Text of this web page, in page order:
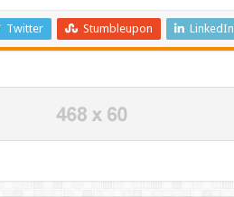
Twitter Stumbleupon LinkedIn